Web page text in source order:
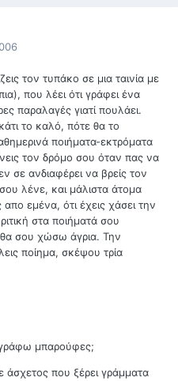
τον τυπάκο σε μια ταινία με
που λέει ότι γράφει ένα
παραλαγές γιατί πουλάει.
το καλό, πότε θα το
ποιήματα-εκτρόματα
τον δρόμο σου όταν πας να
σε ανδιαφέρει να βρείς τον
λένε, και μάλιστα άτομα
απο εμένα, ότι έχεις χάσει την
στα ποιήματά σου
θα σου χώσω άγρια. Την
ποίημα, σκέψου τρία
μπαρούφες;
που ξέρει γράμματα